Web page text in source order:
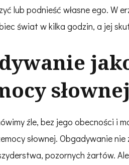
lub podnieść własne ego. W
świat w kilka godzin, a jej
słownej
źle, bez jego obecności i
słownej. Obgadywanie
pozornych żartów.